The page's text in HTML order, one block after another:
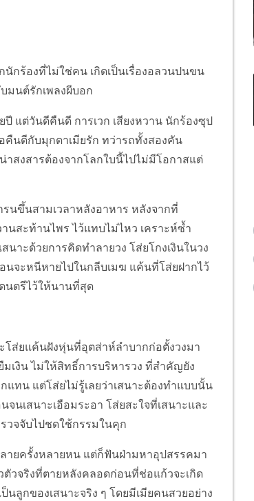
ร้องที่ไม่ใช่คน เกิดเป็นเรื่องอลวนปนขน
มนต์รักเพลงผีบอก
แต่วันดีคืนดี การเวก เสียงหวาน นักร้องซุป
คืนดีกับมุกดาเมียรัก ทว่ารถทั้งสองคัน
าสงสารต้องจากโลกใบนี้ไปไม่มีโอกาสแต่
รนขึ้นสามเวลาหลังอาหาร หลังจากที่
นสะท้านไพร ไว้แทบไม่ไหว เคราะห์ซ้ำ
าะด้วยการคิดทำลายวง โส่ยโกงเงินในวง
จะหนีหายไปในกลีบเมฆ แค้นที่โส่ยฝากไว้
นตรีไว้ให้นานที่สุด
โส่ยแค้นฝังหุ่นที่อุตส่าห์ลำบากก่อตั้งวงมา
เงิน ไม่ให้สิทธิ์การบริหารวง ที่สำคัญยัง
ทน แต่โส่ยไม่รู้เลยว่าเสนาะต้องทำแบบนั้น
นเสนาะเอือมระอา โส่ยสะใจที่เสนาะและ
วจจับไปชดใช้กรรมในคุก
ายครั้งหลายหน แต่ก็ฟันฝ่ามหาอุปสรรคมา
ตัวจริงที่ตายหลังคลอดก่อนที่ช่อแก้วจะเกิด
ลูกของเสนาะจริง ๆ โดยมีเมียคนสวยอย่าง